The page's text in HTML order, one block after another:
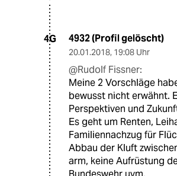
4G 4932 (Profil gelöscht)
20.01.2018, 19:08 Uhr
@Rudolf Fissner:
Meine 2 Vorschläge
bewusst nicht erwähnt.
Perspektiven und
Es geht um Renten,
Familiennachzug für
Abbau der Kluft
arm, keine Aufrüstung